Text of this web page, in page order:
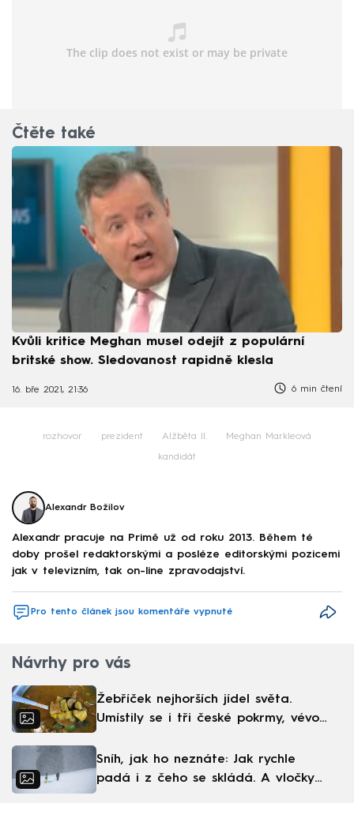
Čtěte také
Kvůli kritice Meghan musel odejít z populární
britské show. Sledovanost rapidně klesla
16. bře 2021, 21:36 6 min čtení
rozhovor prezident Alžběta II. Meghan Markleová
kandidát
Alexandr Božilov
Alexandr pracuje na Primě už od roku 2013. Během té
doby prošel redaktorskými a posléze editorskými pozicemi
jak v televizním, tak on-line zpravodajství.
Pro tento článek jsou komentáře vypnuté
Návrhy pro vás
Žebříček nejhorších jídel světa.
Umístily se i tři české pokrmy, vévodí
Sníh, jak ho neznáte: Jak rychle
padá i z čeho se skládá. A vločky